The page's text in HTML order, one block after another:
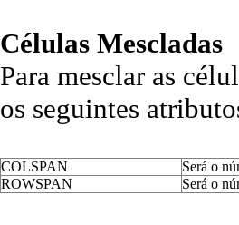
Células Mescladas
Para mesclar as
os seguintes
COLSPAN Será o nú
ROWSPAN
Será o nú